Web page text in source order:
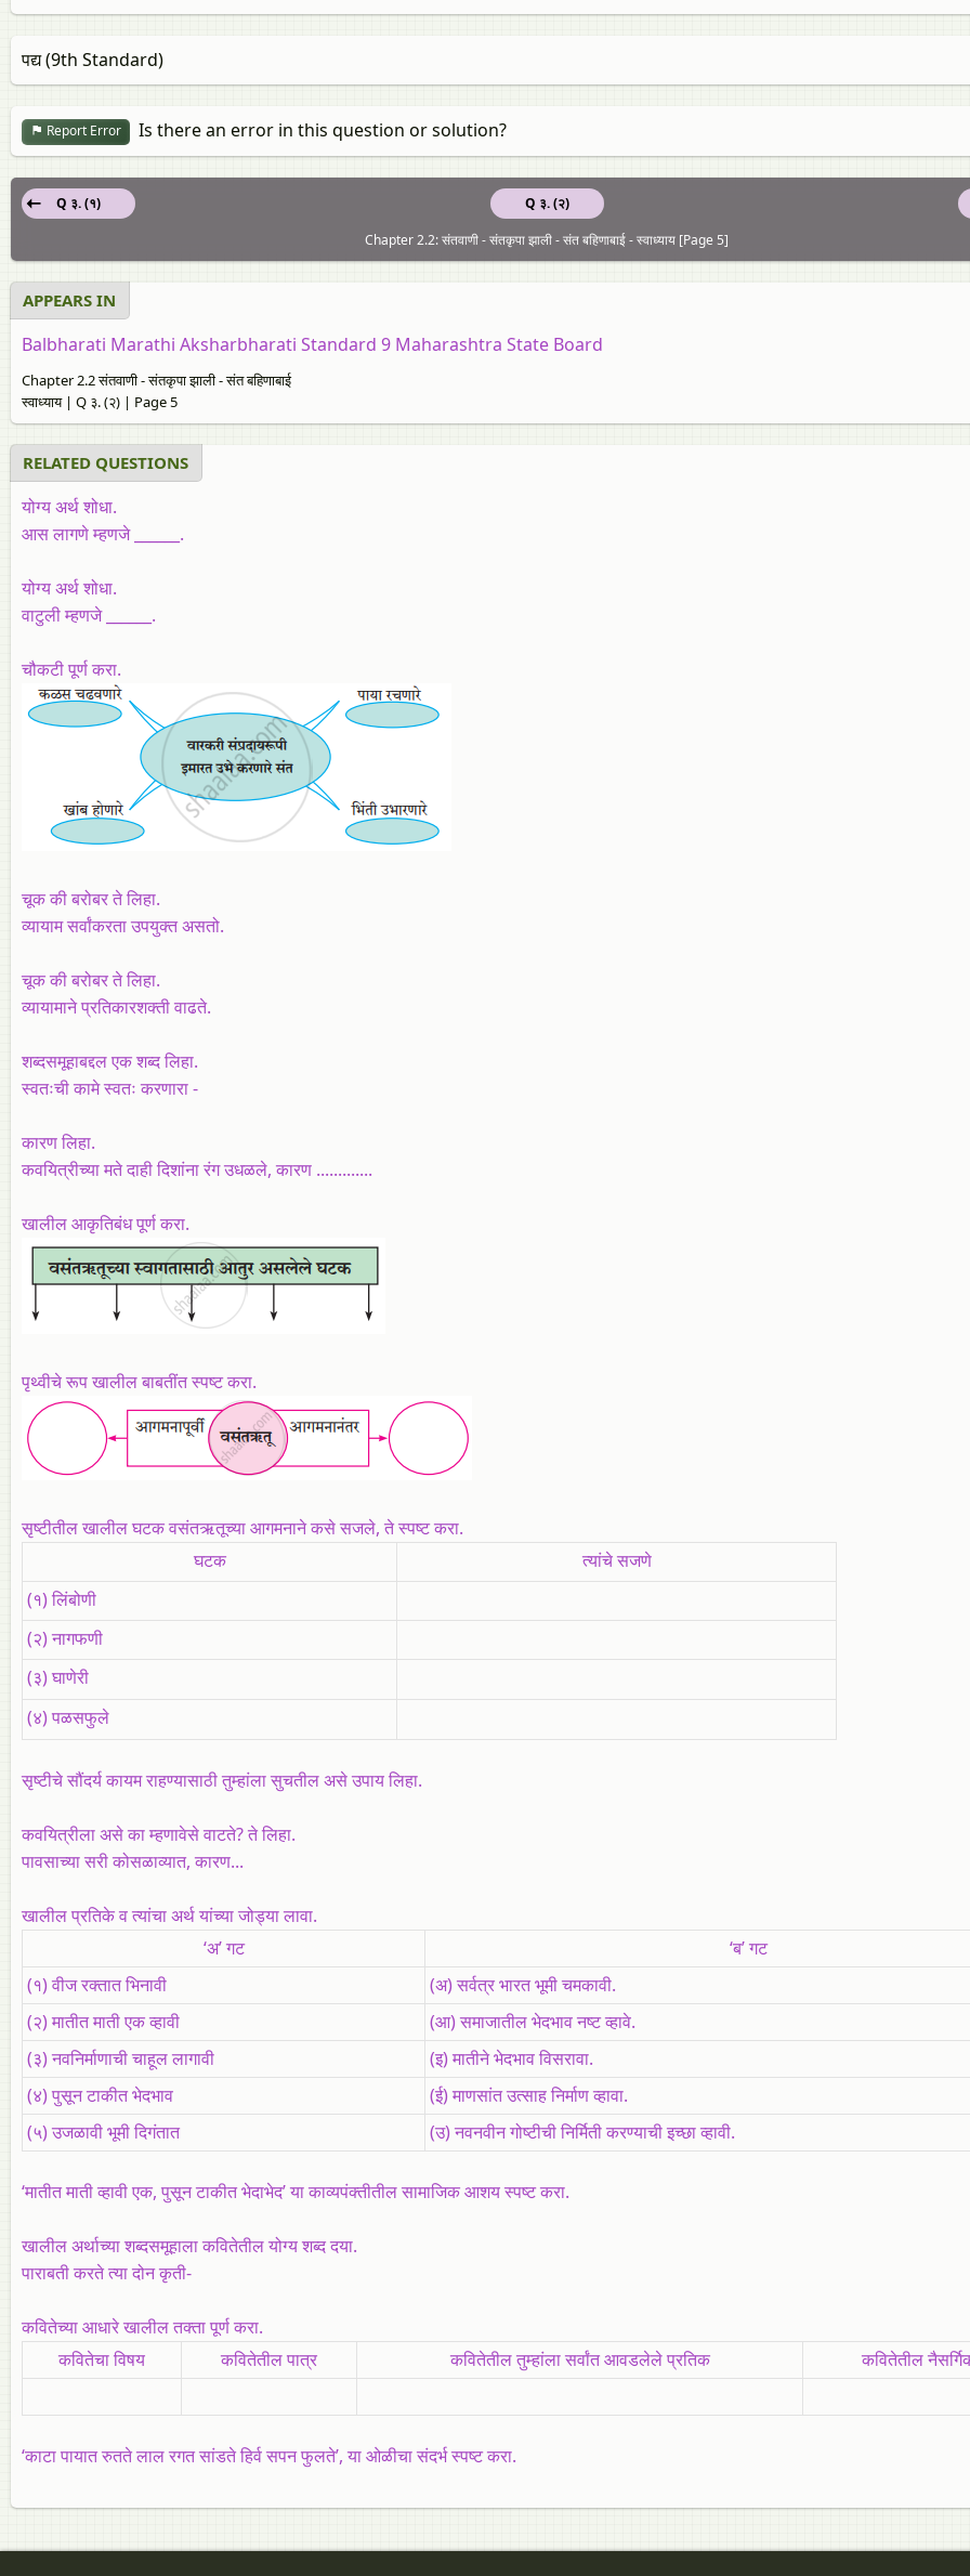
पद्य (9th Standard)
Report Error Is there an error in this question or solution?
Q ३. (२)
Q ३. (१)
Chapter 2.2: संतवाणी - संतकृपा झाली - संत बहिणाबाई - स्वाध्याय [Page 5]
APPEARS IN
Balbharati Marathi Aksharbharati Standard 9 Maharashtra State Board
Chapter 2.2 संतवाणी - संतकृपा झाली - संत बहिणाबाई
स्वाध्याय | Q ३. (२) | Page 5
RELATED QUESTIONS
योग्य अर्थ शोधा.
आस लागणे म्हणजे ______.
योग्य अर्थ शोधा.
वाटुली म्हणजे ______.
चौकटी पूर्ण करा.
चूक की बरोबर ते लिहा.
व्यायाम सर्वांकरता उपयुक्त असतो.
चूक की बरोबर ते लिहा.
व्यायामाने प्रतिकारशक्ती वाढते.
शब्दसमूहाबद्दल एक शब्द लिहा.
स्वतःची कामे स्वतः करणारा -
कारण लिहा.
कवयित्रीच्या मते दाही दिशांना रंग उधळले, कारण .............
खालील आकृतिबंध पूर्ण करा.
पृथ्वीचे रूप खालील बाबतींत स्पष्ट करा.
सृष्टीतील खालील घटक वसंतऋतूच्या आगमनाने कसे सजले, ते स्पष्ट करा.
घटक
त्यांचे सजणे
(१) लिंबोणी
(२) नागफणी
(३) घाणेरी
(४) पळसफुले
सृष्टीचे सौंदर्य कायम राहण्यासाठी तुम्हांला सुचतील असे उपाय लिहा.
कवयित्रीला असे का म्हणावेसे वाटते? ते लिहा.
पावसाच्या सरी कोसळाव्यात, कारण...
खालील प्रतिके व त्यांचा अर्थ यांच्या जोड्या लावा.
‘अ’ गट
‘ब’ गट
(१) वीज रक्तात भिनावी
(अ) सर्वत्र भारत भूमी चमकावी.
(२) मातीत माती एक व्हावी
(आ) समाजातील भेदभाव नष्ट व्हावे.
(३) नवनिर्माणाची चाहूल लागावी
(इ) मातीने भेदभाव विसरावा.
(४) पुसून टाकीत भेदभाव
(ई) माणसांत उत्साह निर्माण व्हावा.
(५) उजळावी भूमी दिगंतात
(उ) नवनवीन गोष्टीची निर्मिती करण्याची इच्छा व्हावी.
‘मातीत माती व्हावी एक, पुसून टाकीत भेदाभेद’ या काव्यपंक्तीतील सामाजिक आशय स्पष्ट करा.
खालील अर्थाच्या शब्दसमूहाला कवितेतील योग्य शब्द दया.
पाराबती करते त्या दोन कृती-
कवितेच्या आधारे खालील तक्ता पूर्ण करा.
कवितेचा विषय
कवितेतील पात्र कवितेतील तुम्हांला सर्वांत आवडलेले प्रतिक कवितेतील
‘काटा पायात रुतते लाल रगत सांडते हिर्व सपन फुलते’, या ओळीचा संदर्भ स्पष्ट करा.